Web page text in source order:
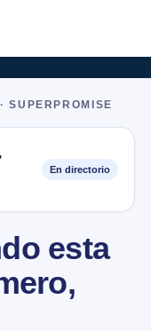
SUPERPROMISE
En directorio
esta